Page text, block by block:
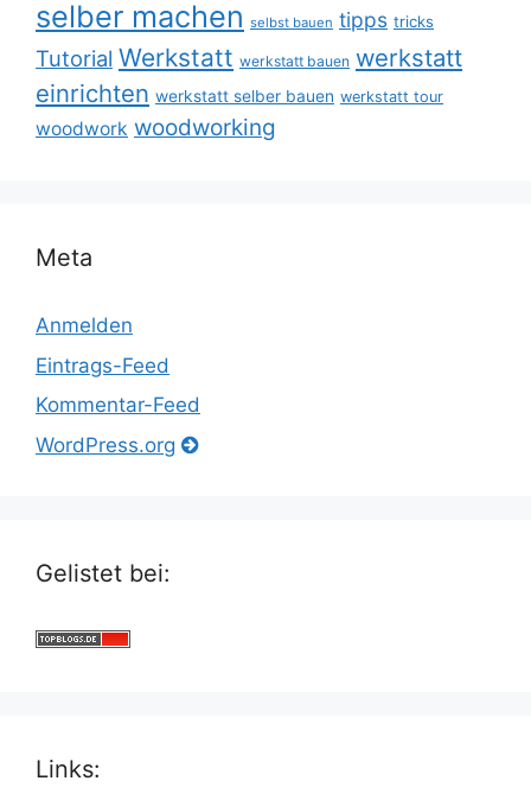
selber machen selbst bauen tipps tricks
Tutorial Werkstatt werkstatt bauen werkstatt
einrichten werkstatt selber bauen werkstatt tour
woodwork woodworking
Meta
Anmelden
Eintrags-Feed
Kommentar-Feed
WordPress.org
Gelistet bei:
Links: